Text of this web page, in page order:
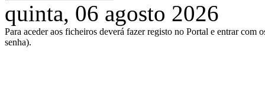
quinta, 06 agosto 2026
Para aceder aos ficheiros deverá fazer registo no Portal e entrar com
senha).